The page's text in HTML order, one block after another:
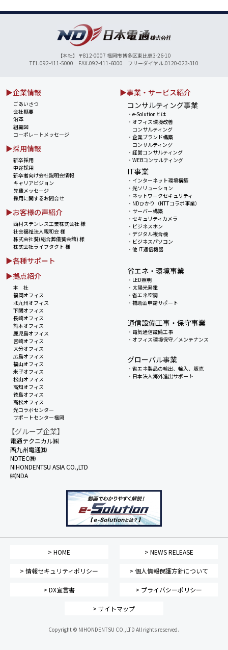
【本社】〒812-0007 福岡市博多区東比恵3-26-10
TEL.092-411-5000 FAX.092-411-6000 フリーダイヤル.0120-023-310
▶企業情報
ごあいさつ
会社概要
沿革
組織図
コーポレートメッセージ
▶採用情報
新卒採用
中途採用
新卒者向け会社説明会情報
キャリアビジョン
先輩メッセージ
採用に関するお問合せ
▶お客様の声紹介
西村ステンレス工業株式会社 様
社会福祉法人親和会 様
株式会社葵(総合葬儀葵会館) 様
株式会社ライフタクト 様
▶各種サポート
▶事業・サービス紹介
コンサルティング事業
・e-Solutionとは
・オフィス環境改善
コンサルティング
・企業ブランド構築
コンサルティング
・経営コンサルティング
・WEBコンサルティング
IT事業
・ インターネット環境構築
・光ソリューション
・ ネットワークセキュリティ
・ NDひかり（NTTコラボ事業）
・ サーバー構築
・セキュリティカメラ
・ ビジネスホン
・デジタル複合機
・ ビジネスパソコン
・他 IT通信機器
省エネ・環境事業
・ LED照明
・ 太陽光発電
・省エネ空調
・補助金申請サポート
通信設備工事・保守事業
・ 電気通信設備工事
・オフィス環境保守／メンテナンス
グローバル事業
・省エネ製品の輸出、輸入、販売
・ 日本法人海外進出サポート
▶拠点紹介
本 社
福岡オフィス
北九州オフィス
下関オフィス
長崎オフィス
熊本オフィス
鹿児島オフィス
宮崎オフィス
大分オフィス
広島オフィス
福山オフィス
米子オフィス
松山オフィス
高知オフィス
徳島オフィス
高松オフィス
光コラボセンター
サポートセンター福岡
【グループ企業】
電通テクニカル㈱
西九州電通㈱
NDTEC㈱
NIHONDENTSU ASIA CO.,LTD
㈱NDA
> HOME > NEWS RELEASE
> 情報セキュリティポリシー > 個人情報保護方針について
> DX宣言書 > プライバシーポリシー
> サイトマップ
Copyright © NIHONDENTSU CO.,LTD All rights reserved.